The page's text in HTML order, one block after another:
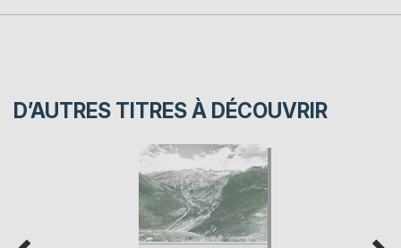
D’AUTRES TITRES À DÉCOUVRIR